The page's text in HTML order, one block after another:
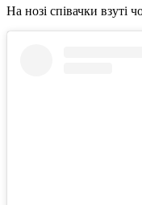
На нозі співачки взуті